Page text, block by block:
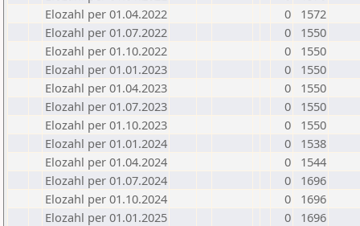
Elozahl per 01.04.2022
0
1572
Elozahl per 01.07.2022
0
1550
Elozahl per 01.10.2022
0
1550
Elozahl per 01.01.2023
0
1550
Elozahl per 01.04.2023
0
1550
Elozahl per 01.07.2023
0
1550
Elozahl per 01.10.2023
0
1550
Elozahl per 01.01.2024
0
1538
Elozahl per 01.04.2024
0
1544
Elozahl per 01.07.2024
0
1696
Elozahl per 01.10.2024
0
1696
Elozahl per 01.01.2025
0
1696